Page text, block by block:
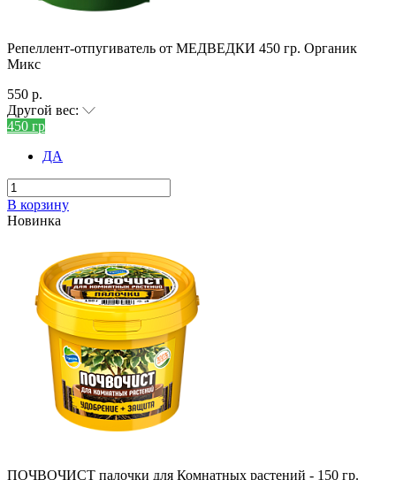
Репеллент-отпугиватель от МЕДВЕДКИ 450 гр. Органик
Микс
550 р.
Другой вес:
450 гр
ДА
В корзину
Новинка
ПОЧВОЧИСТ палочки для Комнатных растений - 150 гр.